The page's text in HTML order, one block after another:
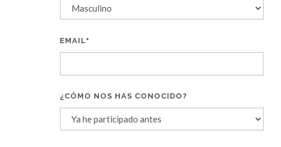
EMAIL*
¿CÓMO NOS HAS CONOCIDO?